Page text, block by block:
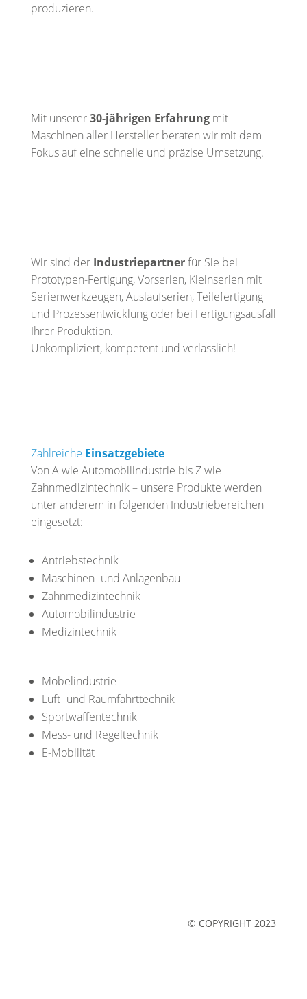
produzieren.
Mit unserer30-jährigen Erfahrungmit
Maschinen aller Hersteller beraten wir mit dem
Fokus auf eine schnelle und präzise Umsetzung.
Wir sind der Industriepartnerfür Sie bei
Prototypen-Fertigung, Vorserien, Kleinserien mit
Serienwerkzeugen, Auslaufserien, Teilefertigung
und Prozessentwicklung oder bei Fertigungsausfall
Ihrer Produktion.
Unkompliziert, kompetent und verlässlich!
Zahlreiche Einsatzgebiete
Von A wie Automobilindustrie bis Z wie
Zahnmedizintechnik – unsere Produkte werden
unter anderem in folgenden Industriebereichen
eingesetzt:
Antriebstechnik
Maschinen- und Anlagenbau
Zahnmedizintechnik
Automobilindustrie
Medizintechnik
Möbelindustrie
Luft- und Raumfahrttechnik
Sportwaffentechnik
Mess- und Regeltechnik
E-Mobilität
© COPYRIGHT 2023